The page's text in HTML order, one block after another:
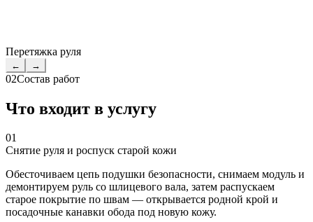
Перетяжка руля
← →
02Состав работ
Что входит в услугу
01
Снятие руля и роспуск старой кожи
Обесточиваем цепь подушки безопасности, снимаем модуль и
демонтируем руль со шлицевого вала, затем распускаем
старое покрытие по швам — открывается родной крой и
посадочные канавки обода под новую кожу.